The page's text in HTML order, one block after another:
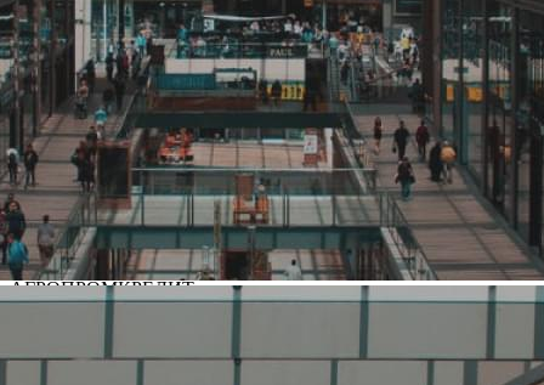
О ритейлере
О компании
Информация о развитии ритейлера
Где представлена ТС
Контакты
О ритейлере
АГРОПРОМКРЕДИТ
Название:
АГРОПРОМКРЕДИТ
Компания создана в стране
Основной вид деятельности